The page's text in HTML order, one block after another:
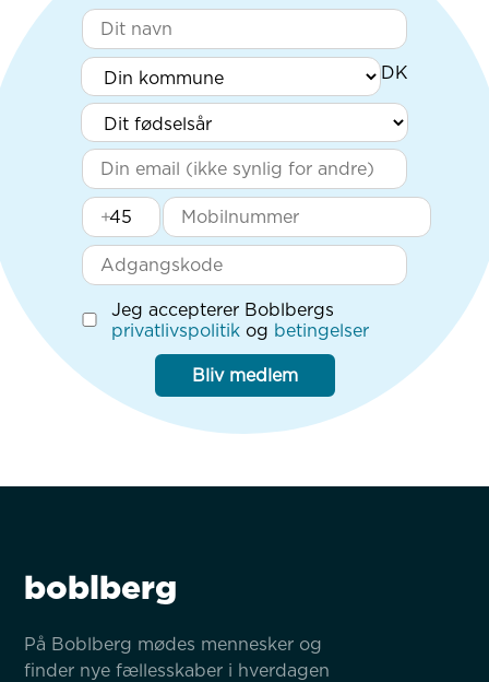
+
Jeg accepterer Boblbergs
privatlivspolitik og betingelser
Bliv medlem
boblberg
På Boblberg mødes mennesker og
finder nye fællesskaber i hverdagen